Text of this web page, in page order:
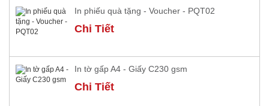
In phiếu quà tặng - Voucher - PQT02
Chi Tiết
In tờ gấp A4 - Giấy C230 gsm
Chi Tiết